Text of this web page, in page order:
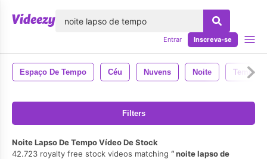
Entrar Inscreva-se
Espaço De Tempo Céu Nuvens Noite Tempo
Filters
Noite Lapso De Tempo Vídeo De Stock
42.723 royalty free stock videos matching
noite lapso de